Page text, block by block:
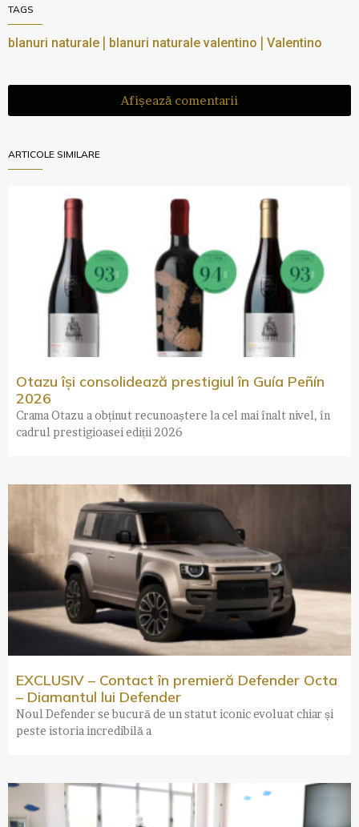
TAGS
blanuri naturale blanuri naturale valentino Valentino
Afișează comentarii
ARTICOLE SIMILARE
Otazu își consolidează prestigiul în Guía Peñín
2026
Crama Otazu a obținut recunoaștere la cel mai înalt nivel, în
cadrul prestigioasei ediții 2026
EXCLUSIV – Contact în premieră Defender Octa
– Diamantul lui Defender
Noul Defender se bucură de un statut iconic evoluat chiar și
peste istoria incredibilă a